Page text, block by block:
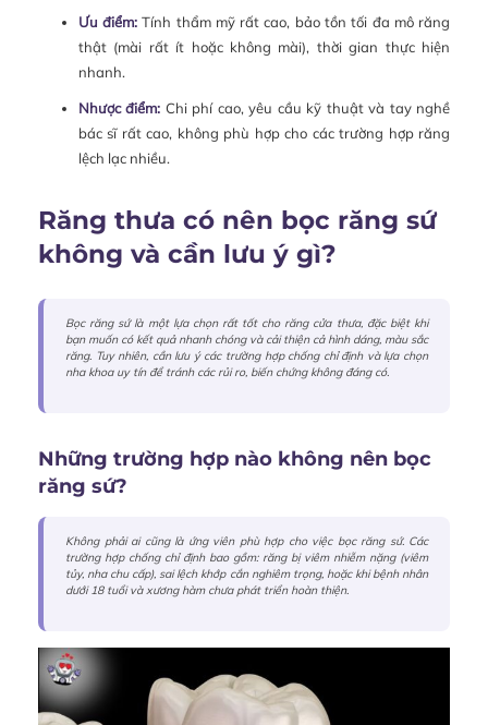
Ưu điểm: Tính thẩm mỹ rất cao, bảo tồn tối đa mô răng
thật (mài rất ít hoặc không mài), thời gian thực hiện
nhanh.
Nhược điểm: Chi phí cao, yêu cầu kỹ thuật và tay nghề
bác sĩ rất cao, không phù hợp cho các trường hợp răng
lệch lạc nhiều.
Răng thưa có nên bọc răng sứ
không và cần lưu ý gì?
Bọc răng sứ là một lựa chọn rất tốt cho răng cửa thưa, đặc biệt khi
bạn muốn có kết quả nhanh chóng và cải thiện cả hình dáng, màu sắc
răng. Tuy nhiên, cần lưu ý các trường hợp chống chỉ định và lựa chọn
nha khoa uy tín để tránh các rủi ro, biến chứng không đáng có.
Những trường hợp nào không nên bọc
răng sứ?
Không phải ai cũng là ứng viên phù hợp cho việc bọc răng sứ. Các
trường hợp chống chỉ định bao gồm: răng bị viêm nhiễm nặng (viêm
tủy, nha chu cấp), sai lệch khớp cắn nghiêm trọng, hoặc khi bệnh nhân
dưới 18 tuổi và xương hàm chưa phát triển hoàn thiện.